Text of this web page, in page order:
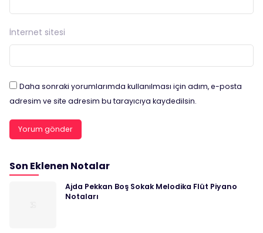
İnternet sitesi
Daha sonraki yorumlarımda kullanılması için adım, e-posta
adresim ve site adresim bu tarayıcıya kaydedilsin.
Son Eklenen Notalar
Ajda Pekkan Boş Sokak Melodika Flüt Piyano
Notaları